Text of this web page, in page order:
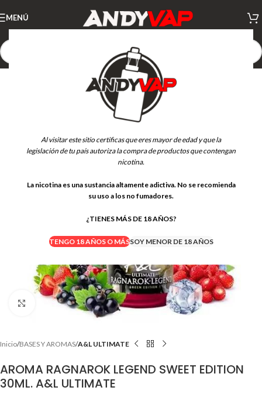
Al visitar este sitio certificas que eres mayor de edad y que la
legislación de tu país autoriza la compra de productos que contengan
nicotina.
La nicotina es una sustancia altamente adictiva. No se recomienda
su uso a los no fumadores.
¿TIENES MÁS DE 18 AÑOS?
TENGO 18 AÑOS O MÁSSOY MENOR DE 18 AÑOS
MENÚ
Clic para ampliar
Inicio BASES Y AROMAS A&L ULTIMATE
AROMA RAGNAROK LEGEND SWEET EDITION
30ML. A&L ULTIMATE